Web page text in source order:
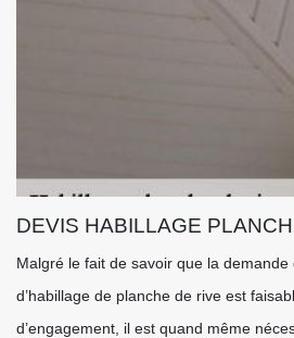
DEVIS HABILLAGE
Malgré le fait de savoir que la demande
d’habillage de planche de rive est
d’engagement, il est quand même